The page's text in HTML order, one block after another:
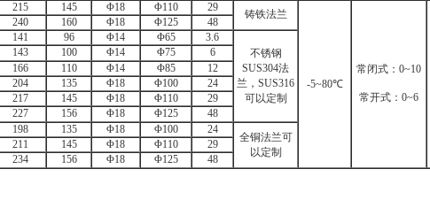
215 145 Φ18 Φ110 29
铸铁法兰
-5~80℃
常闭式：0~10
常开式：0~6
240 160 Φ18 Φ125
48
141 96 Φ14 Φ65
3.6
不锈钢
SUS304法
兰，SUS316
可以定制
143 100 Φ14 Φ75
6
166 110 Φ14 Φ85
12
204 135 Φ18 Φ100
24
217 145 Φ18 Φ110
29
227 156 Φ18 Φ125
48
198 135 Φ18 Φ100 24
全铜法兰可
以定制
211 145 Φ18 Φ110
29
234 156 Φ18 Φ125 48